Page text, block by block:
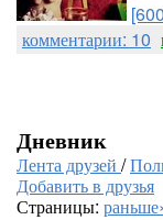
комментарии: 10
Дневник
Лента друзей /
Добавить в друзья
Страницы: